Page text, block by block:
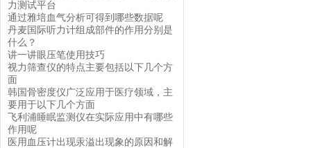
力测试平台
通过雅培血气分析可得到哪些数据呢
丹麦国际听力计组成部件的作用分别是
什么？
讲一讲眼压笔使用技巧
视力筛查仪的特点主要包括以下几个方
面
韩国骨密度仪广泛应用于医疗领域，主
要用于以下几个方面
飞利浦睡眠监测仪在实际应用中有哪些
作用呢
医用血压计出现汞溢出现象的原因和解